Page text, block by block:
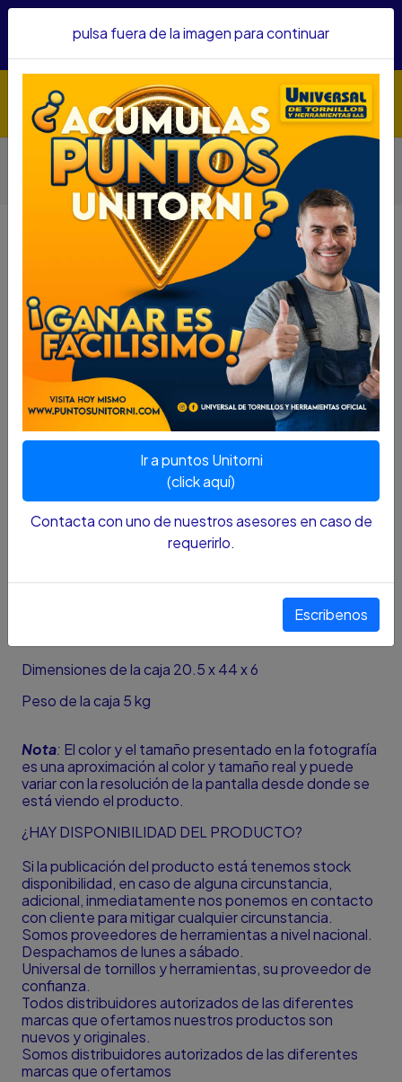
confianza&nbsp;Recibe un KIT PARRILLERO por compras
Herramientas
Accesorios Para Herramientas
Copas
JGO COPAS FORCE CUAD 1/2 17PCS 6PT 8-26MM REF4173-5
JGO COPAS FORCE CUAD 1/2 17PCS
6PT 8-26MM REF4173-5
DESCRIPCIÓN
JGO COPAS FORCE CUAD 1/2 17PCS 6PT 8-26MM
REF4173-5
SKU.....63127085
DESCRIPCIÓN....
ESPECIFICACIONES
8; 10; 11; 12; 13; 14; 15; 16; 17; 19; 21; 23; 26 mm
Dimensiones de la caja 20.5 x 44 x 6
Peso de la caja 5 kg
Nota: El color y el tamaño presentado en la fotografía
es una aproximación al color y tamaño real y puede
variar con la resolución de la pantalla desde donde se
está viendo el producto.
¿HAY DISPONIBILIDAD DEL PRODUCTO?
Si la publicación del producto está tenemos stock
disponibilidad, en caso de alguna circunstancia,
adicional, inmediatamente nos ponemos en contacto
con cliente para mitigar cualquier circunstancia.
Somos proveedores de herramientas a nivel nacional.
Despachamos de lunes a sábado.
Universal de tornillos y herramientas, su proveedor de
confianza.
Todos distribuidores autorizados de las diferentes
marcas que ofertamos nuestros productos son
nuevos y originales.
Somos distribuidores autorizados de las diferentes
marcas que ofertamos
pulsa fuera de la imagen para continuar
Ir a puntos Unitorni
(click aquí)
Contacta con uno de nuestros asesores en caso de
requerirlo.
Escribenos